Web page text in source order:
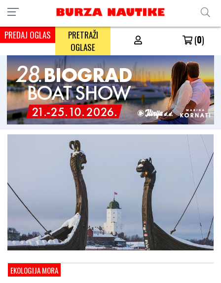
PREDAJ OGLAS
PRETRAŽI
OGLASE
(0)
EKOLOGIJA MORA